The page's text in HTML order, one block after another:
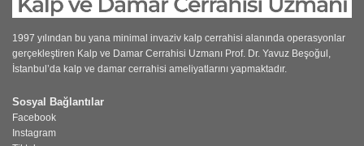
1997 yılından bu yana minimal invaziv kalp cerrahisi alanında operasyonlar
gerçekleştiren Kalp ve Damar Cerrahisi Uzmanı Prof. Dr. Yavuz Beşoğul,
İstanbul’da kalp ve damar cerrahisi ameliyatlarını yapmaktadır.
Sosyal Bağlantılar
Facebook
Instagram